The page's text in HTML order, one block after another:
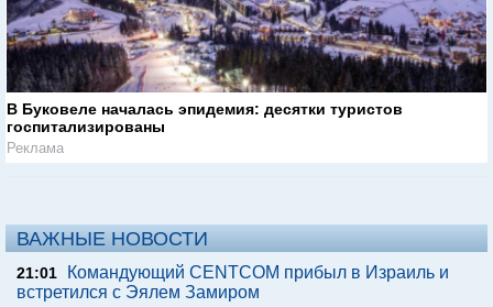
В Буковеле началась эпидемия: десятки туристов
госпитализированы
Реклама
ВАЖНЫЕ НОВОСТИ
21:01
Командующий CENTCOM прибыл в Израиль и
встретился с Эялем Замиром